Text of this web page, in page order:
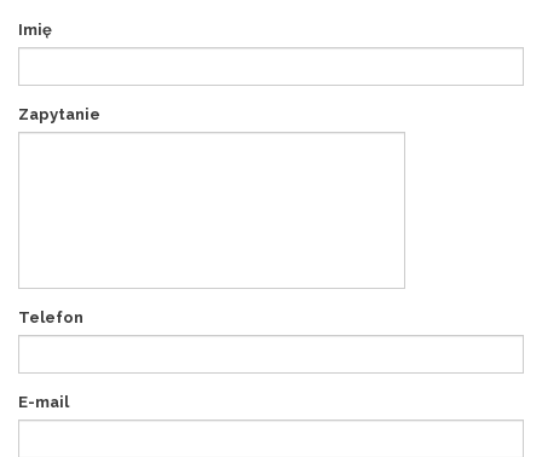
Imię
Zapytanie
Telefon
E-mail